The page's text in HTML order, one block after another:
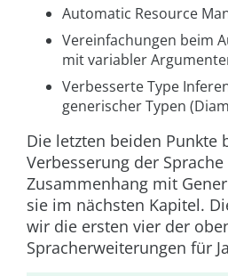
Automatic Resource
Vereinfachungen beim
mit variabler
Verbesserte Type
generischer Typen
Die letzten beiden Punkte
Verbesserung der
Zusammenhang mit
sie im nächsten Kapitel.
wir die ersten vier der
Spracherweiterungen für